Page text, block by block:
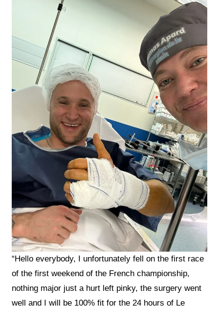
“Hello everybody, I unfortunately fell on the first race
of the first weekend of the French championship,
nothing major just a hurt left pinky, the surgery went
well and I will be 100% fit for the 24 hours of Le